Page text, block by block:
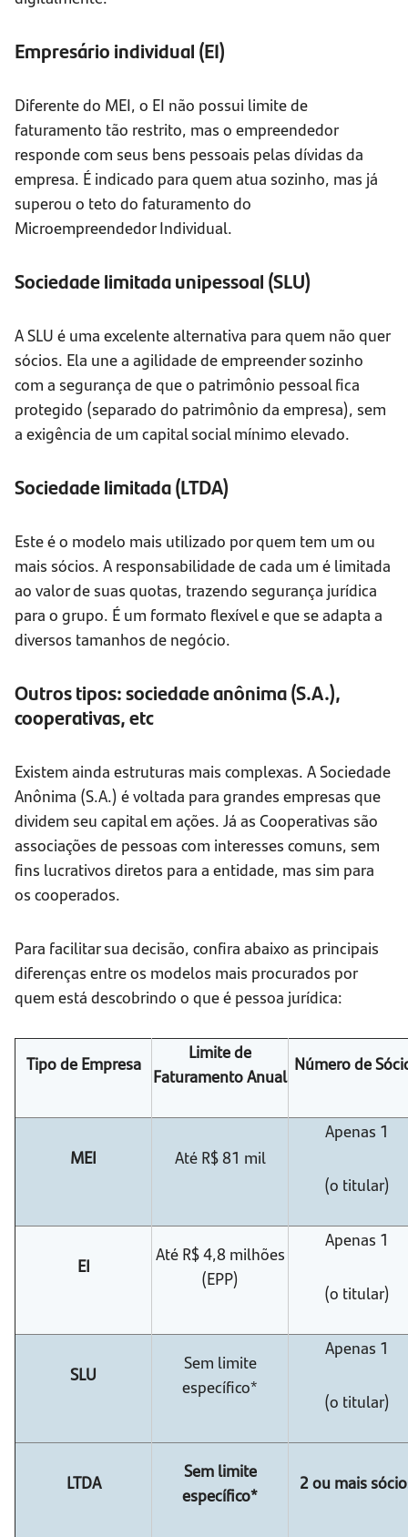
Empresário individual (EI)
Diferente do MEI, o EI não possui limite de
faturamento tão restrito, mas o empreendedor
responde com seus bens pessoais pelas dívidas da
empresa. É indicado para quem atua sozinho, mas já
superou o teto do faturamento do
Microempreendedor Individual.
Sociedade limitada unipessoal (SLU)
A SLU é uma excelente alternativa para quem não quer
sócios. Ela une a agilidade de empreender sozinho
com a segurança de que o patrimônio pessoal fica
protegido (separado do patrimônio da empresa), sem
a exigência de um capital social mínimo elevado.
Sociedade limitada (LTDA)
Este é o modelo mais utilizado por quem tem um ou
mais sócios. A responsabilidade de cada um é limitada
ao valor de suas quotas, trazendo segurança jurídica
para o grupo. É um formato flexível e que se adapta a
diversos tamanhos de negócio.
Outros tipos: sociedade anônima (S.A.),
cooperativas, etc
Existem ainda estruturas mais complexas. A Sociedade
Anônima (S.A.) é voltada para grandes empresas que
dividem seu capital em ações. Já as Cooperativas são
associações de pessoas com interesses comuns, sem
fins lucrativos diretos para a entidade, mas sim para
os cooperados.
Para facilitar sua decisão, confira abaixo as principais
diferenças entre os modelos mais procurados por
quem está descobrindo o que é pessoa jurídica:
Tipo de Empresa
Limite de
Faturamento Anual
Número de
MEI Até R$ 81 mil
Apenas 1
(o titular)
EI
Até R$ 4,8 milhões
(EPP)
Apenas 1
(o titular)
SLU
Sem limite
específico*
Apenas 1
(o titular)
LTDA
Sem limite
específico*
2 ou mais